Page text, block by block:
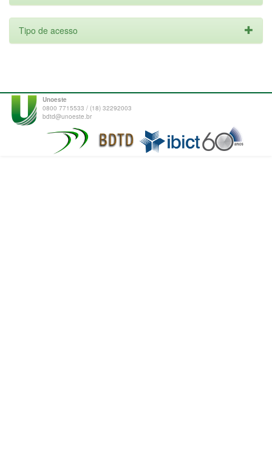
Tipo de acesso
Unoeste
0800 7715533 / (18) 32292003
bdtd@unoeste.br